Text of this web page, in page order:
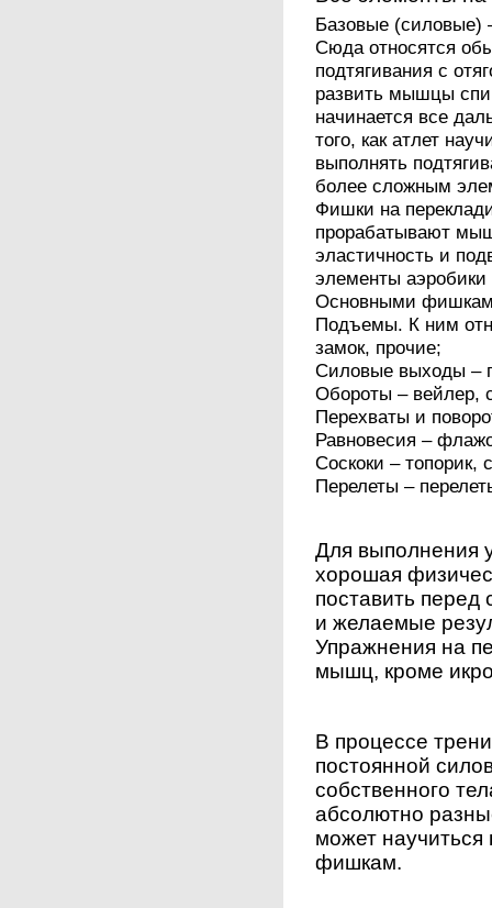
Базовые (силовые)
Сюда относятся
подтягивания с
развить мышцы
начинается все
того, как атлет
выполнять
более сложным
Фишки на
прорабатывают
эластичность и
элементы аэробики
Основными
Подъемы. К ним
замок, прочие;
Силовые выходы –
Обороты – вейлер,
Перехваты и
Равновесия –
Соскоки – топорик,
Перелеты –
Для выполнения
хорошая
поставить перед
и желаемые
Упражнения на
мышц, кроме
В процессе
постоянной
собственного
абсолютно
может
фишкам.